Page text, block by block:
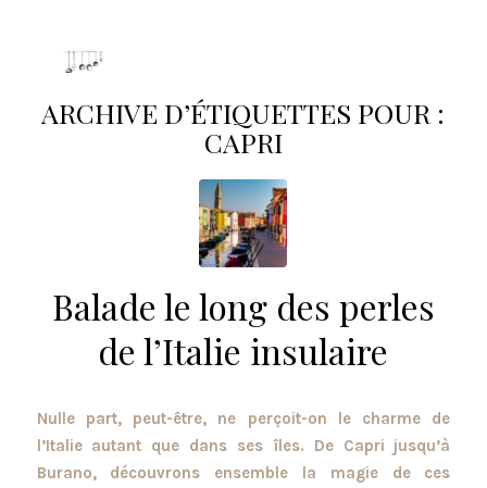
ARCHIVE D’ÉTIQUETTES POUR :
CAPRI
Balade le long des perles
de l’Italie insulaire
Nulle part, peut-être, ne perçoit-on le charme de
l’Italie autant que dans ses îles. De Capri jusqu’à
Burano, découvrons ensemble la magie de ces